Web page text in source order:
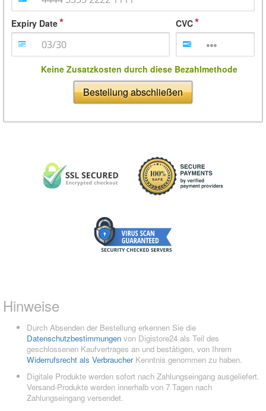
Expiry Date CVC
Keine Zusatzkosten durch diese Bezahlmethode
Bestellung abschließen
Hinweise
Durch Absenden der Bestellung erkennen Sie die
Datenschutzbestimmungen von Digistore24 als Teil des
geschlossenen Kaufvertrages an und bestätigen, von Ihrem
Widerrufsrecht als VerbraucherKenntnis genommen zu haben.
Digitale Produkte werden sofort nach Zahlungseingang ausgeliefert.
Versand-Produkte werden innerhalb von 7 Tagen nach
Zahlungseingang versendet.